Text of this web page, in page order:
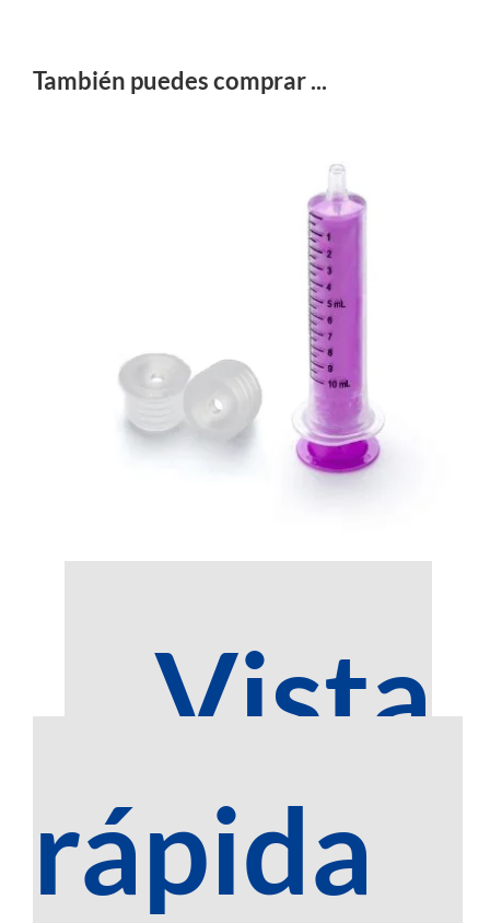
También puedes comprar ...
Vista
rápida